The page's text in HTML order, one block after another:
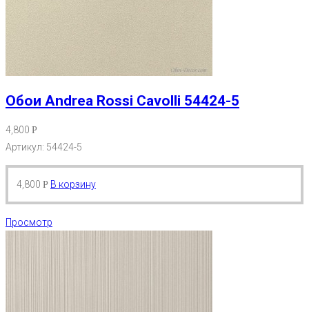
Обои Andrea Rossi Cavolli 54424-5
4,800 Р
Артикул: 54424-5
4,800 Р В корзину
Просмотр